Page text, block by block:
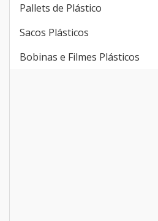
Pallets de Plástico
Sacos Plásticos
Bobinas e Filmes Plásticos